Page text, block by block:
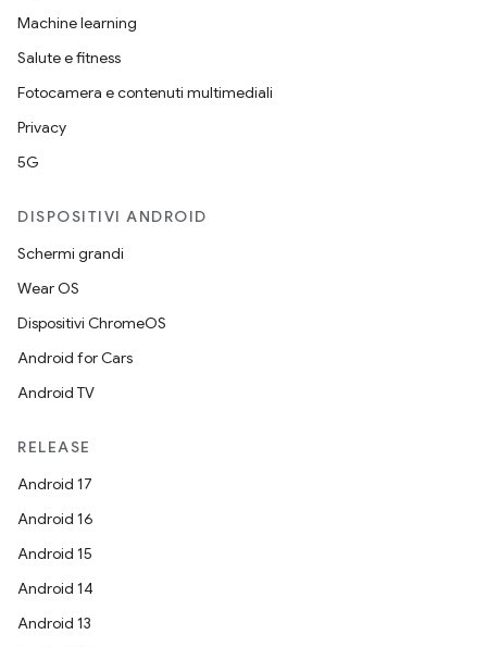
Machine learning
Salute e fitness
Fotocamera e contenuti multimediali
Privacy
5G
DISPOSITIVI ANDROID
Schermi grandi
Wear OS
Dispositivi ChromeOS
Android for Cars
Android TV
RELEASE
Android 17
Android 16
Android 15
Android 14
Android 13